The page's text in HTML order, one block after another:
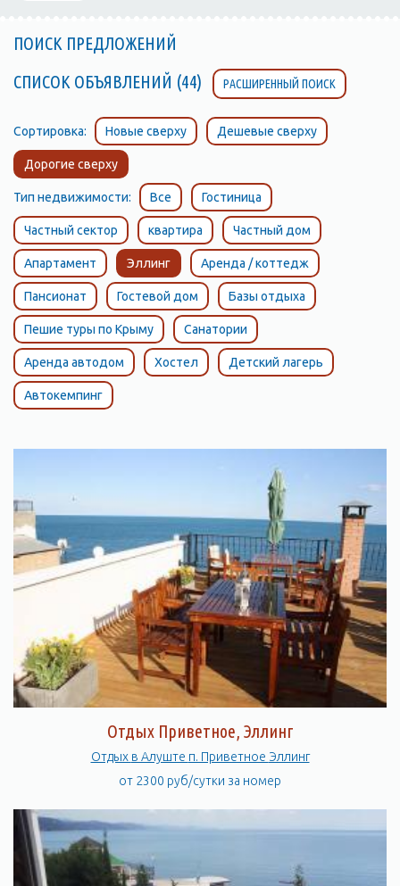
ПОИСК ПРЕДЛОЖЕНИЙ
СПИСОК ОБЪЯВЛЕНИЙ (44)
РАСШИРЕННЫЙ ПОИСК
Сортировка: Новые сверху Дешевые сверху
Дорогие сверху
Тип недвижимости: Все Гостиница
Частный сектор квартира Частный дом
Апартамент Эллинг Аренда / коттедж
Пансионат Гостевой дом Базы отдыха
Пешие туры по Крыму Санатории
Аренда автодом Хостел Детский лагерь
Автокемпинг
Отдых Приветное, Эллинг
Отдых в Алуште п. Приветное Эллинг
от 2300 руб/сутки за номер